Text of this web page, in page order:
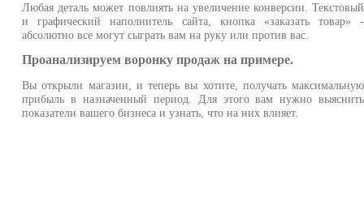
Любая деталь может повлиять на увеличение конверсии. Текстовый
и графический наполнитель сайта, кнопка «заказать товар» -
абсолютно все могут сыграть вам на руку или против вас.
Проанализируем воронку продаж на примере.
Вы открыли магазин, и теперь вы хотите, получать максимальную
прибыль в назначенный период. Для этого вам нужно выяснить
показатели вашего бизнеса и узнать, что на них влияет.